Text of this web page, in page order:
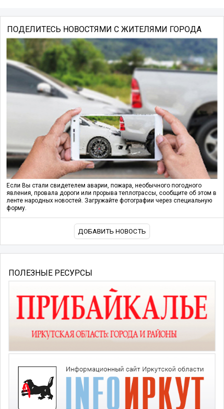
ПОДЕЛИТЕСЬ НОВОСТЯМИ С ЖИТЕЛЯМИ ГОРОДА
Если Вы стали свидетелем аварии, пожара, необычного погодного
явления, провала дороги или прорыва теплотрассы, сообщите об этом в
ленте народных новостей. Загружайте фотографии через специальную
форму.
ДОБАВИТЬ НОВОСТЬ
ПОЛЕЗНЫЕ РЕСУРСЫ